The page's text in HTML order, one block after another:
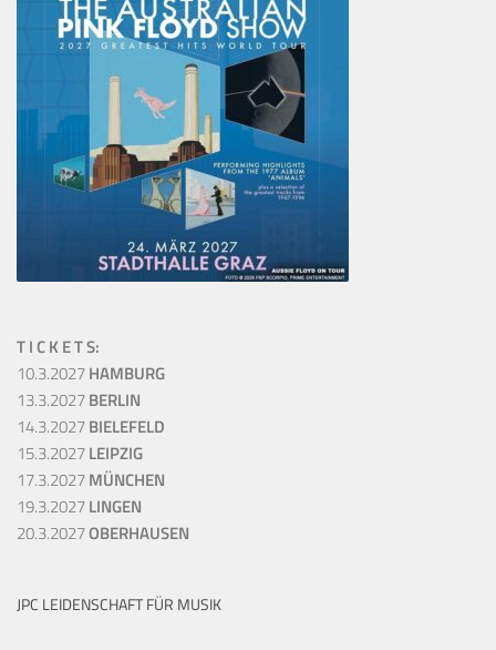
T I C K E T S:
10.3.2027HAMBURG
13.3.2027BERLIN
14.3.2027BIELEFELD
15.3.2027LEIPZIG
17.3.2027MÜNCHEN
19.3.2027LINGEN
20.3.2027OBERHAUSEN
JPC LEIDENSCHAFT FÜR MUSIK